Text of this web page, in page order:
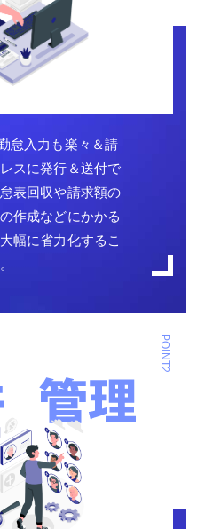
怠入力も楽々＆請
スに発行＆送付で
表回収や請求額の
作成などにかかる
幅に省力化するこ